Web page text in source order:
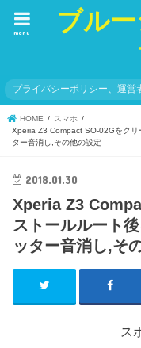
ブル
menu
プライバシーポリシー、運営
HOME
スマホ
Xperia Z3 Compact SO-02Gをクリ
ター音消し,その他の設定
2018.01.30
Xperia Z3
ストールルート
ッター音消し,そ
ス